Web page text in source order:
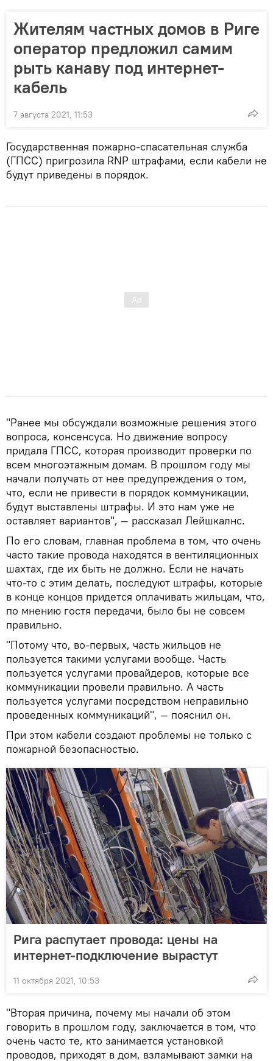
Жителям частных домов в Риге
оператор предложил самим
рыть канаву под интернет-
кабель
7 августа 2021, 11:53
Государственная пожарно-спасательная служба
(ГПСС) пригрозила RNP штрафами, если кабели не
будут приведены в порядок.
"Ранее мы обсуждали возможные решения этого
вопроса, консенсуса. Но движение вопросу
придала ГПСС, которая производит проверки по
всем многоэтажным домам. В прошлом году мы
начали получать от нее предупреждения о том,
что, если не привести в порядок коммуникации,
будут выставлены штрафы. И это нам уже не
оставляет вариантов", — рассказал Лейшкалнс.
По его словам, главная проблема в том, что очень
часто такие провода находятся в вентиляционных
шахтах, где их быть не должно. Если не начать
что-то с этим делать, последуют штрафы, которые
в конце концов придется оплачивать жильцам, что,
по мнению гостя передачи, было бы не совсем
правильно.
"Потому что, во-первых, часть жильцов не
пользуется такими услугами вообще. Часть
пользуется услугами провайдеров, которые все
коммуникации провели правильно. А часть
пользуется услугами посредством неправильно
проведенных коммуникаций", — пояснил он.
При этом кабели создают проблемы не только с
пожарной безопасностью.
Рига распутает провода: цены на
интернет-подключение вырастут
11 октября 2021, 10:53
"Вторая причина, почему мы начали об этом
говорить в прошлом году, заключается в том, что
очень часто те, кто занимается установкой
проводов, приходят в дом, взламывают замки на